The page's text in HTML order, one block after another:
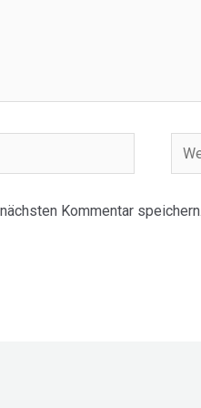
Kommentar speichern.